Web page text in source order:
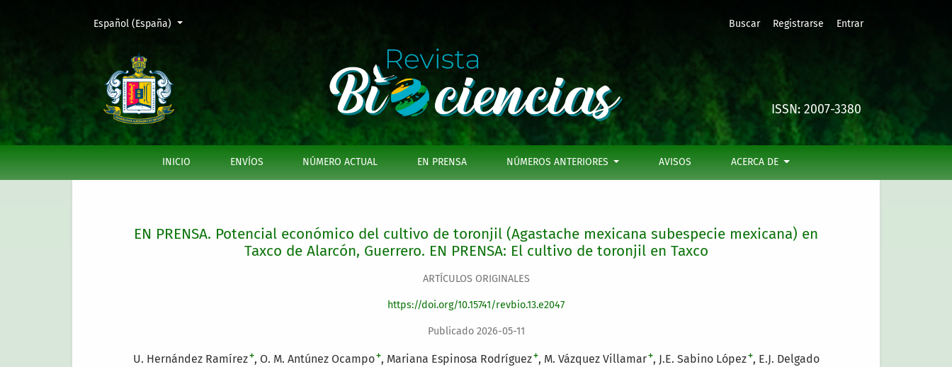
EN PRENSA. Potencial económico del cultivo de toronjil (Agastache mexicana subespecie mexicana) en Taxco de Alarcón, Guerrero. EN PRENSA
ISSN: 2007-3380
Buscar Registrarse Entrar
Cambiar el idioma. El actual es:
Español (España)
INICIO ENVÍOS NÚMERO ACTUAL EN PRENSA NÚMEROS ANTERIORES AVISOS ACERCA DE
EN PRENSA. Potencial económico del cultivo de toronjil (Agastache mexicana subespecie mexicana) en
Taxco de Alarcón, Guerrero. EN PRENSA: El cultivo de toronjil en Taxco
ARTÍCULOS ORIGINALES
https://doi.org/10.15741/revbio.13.e2047
Publicado 2026-05-11
U. Hernández Ramírez+ O. M. Antúnez Ocampo+ Mariana Espinosa Rodríguez+ M. Vázquez Villamar+ J.E. Sabino López+
E.J. Delgado